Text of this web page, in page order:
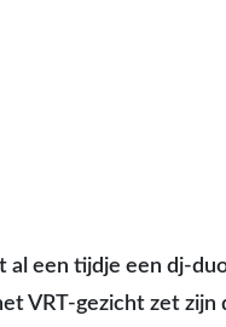
al een tijdje een dj-
VRT-gezicht zet zijn